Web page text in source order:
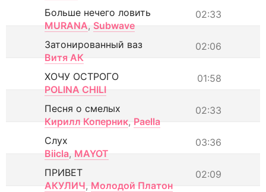
02:33
Больше нечего ловить
MURANA, Subwave
02:06
Затонированный ваз
Витя АК
01:58
ХОЧУ ОСТРОГО
POLINA CHILI
02:33
Песня о смелых
Кирилл Коперник, Paella
03:36
Слух
Biicla, MAYOT
02:09
ПРИВЕТ
АКУЛИЧ, Молодой Платон